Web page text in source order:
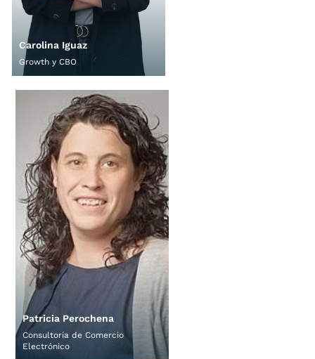
Carolina Iguaz
Growth y CBO
Patricia Perochena
Consultoría de Comercio
Electrónico